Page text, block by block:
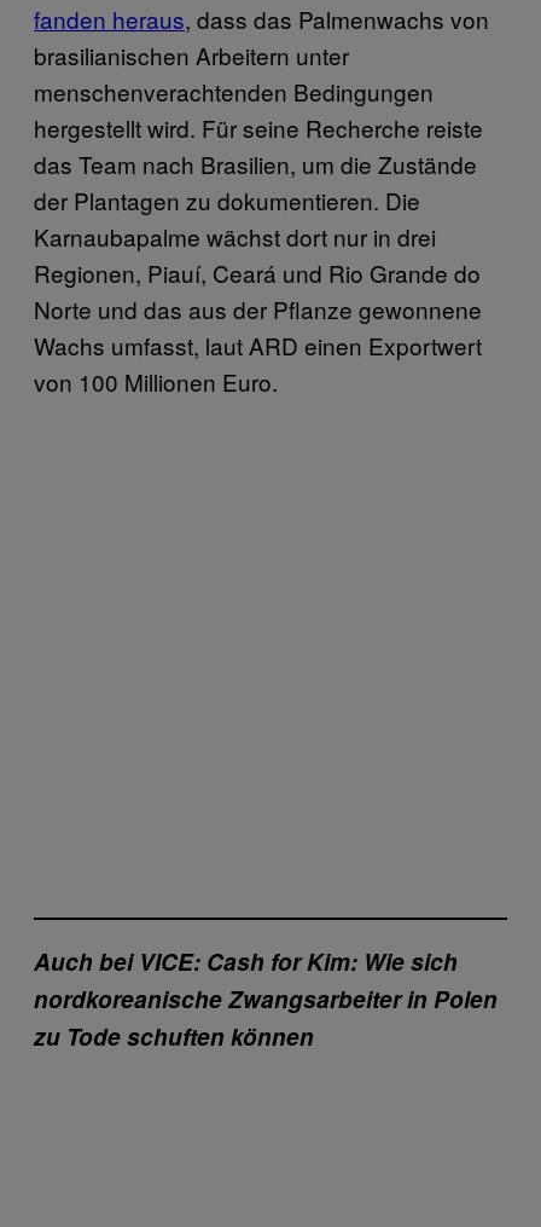
fanden heraus, dass das Palmenwachs von
brasilianischen Arbeitern unter
menschenverachtenden Bedingungen
hergestellt wird. Für seine Recherche reiste
das Team nach Brasilien, um die Zustände
der Plantagen zu dokumentieren. Die
Karnaubapalme wächst dort nur in drei
Regionen, Piauí, Ceará und Rio Grande do
Norte und das aus der Pflanze gewonnene
Wachs umfasst, laut ARD einen Exportwert
von 100 Millionen Euro.
Auch bei VICE: Cash for Kim: Wie sich
nordkoreanische Zwangsarbeiter in Polen
zu Tode schuften können